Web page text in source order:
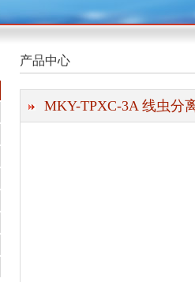
产品中心
MKY-TPXC-3A 线虫分